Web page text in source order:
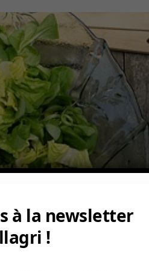
à la newsletter
!